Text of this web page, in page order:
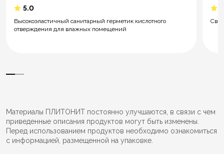
5.0
Высокоэластичный санитарный герметик кислотного
отверждения для влажных помещений
Материалы ПЛИТОНИТ постоянно улучшаются, в связи с чем
приведенные описания продуктов могут быть изменены.
Перед использованием продуктов необходимо ознакомиться
с информацией, размещенной на упаковке.